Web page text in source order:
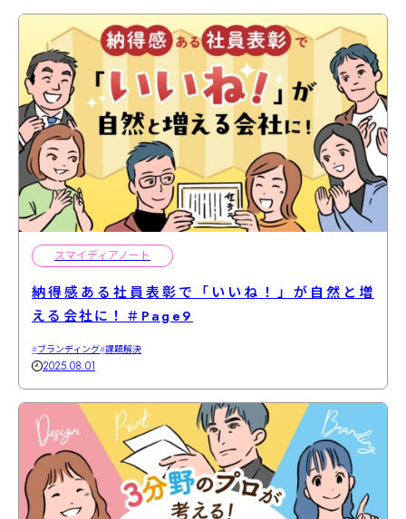
アグリ事業部
スマイディアノート
納得感ある社員表彰で「いいね！」が自然と増
える会社に！＃Page9
ブランディング 課題解決
2025.08.01